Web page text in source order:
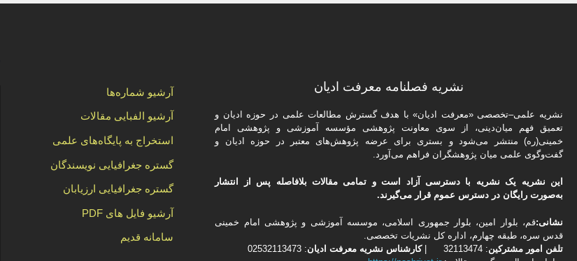
آرشیو شماره‌ها
آرشیو الفبایی مقالات
استخراج به پایگاه‌های علمی
گستره جغرافیایی نویسندگان
گستره جغرافیایی ارزیابان
آرشیو فایل های PDF
سامانه قدیم
نشریه فصلنامه معرفت ادیان
نشریه علمی–تخصصی «معرفت ادیان» با هدف گسترش مطالعات علمی در حوزه ادیان و
تعمیق فهم میان‌دینی، از سوی معاونت پژوهشی مؤسسه آموزشی و پژوهشی امام
خمینی(ره) منتشر می‌شود و بستری برای عرضه پژوهش‌های معتبر در حوزه ادیان و
گفت‌وگوی علمی میان پژوهشگران فراهم می‌آورد.
این نشریه یک نشریه با دسترسی آزاد است و تمامی مقالات بلافاصله پس از انتشار
به‌صورت رایگان در دسترس عموم قرار می‌گیرند.
نشانی:قم، بلوار امین، بلوار جمهوری اسلامی، موسسه آموزشی و پژوهشی امام خمینی
قدس سره، طبقه چهارم، اداره كل نشریات تخصصی.
تلفن امور مشتركین: 32113474 | کارشناس نشریه معرفت ادیان: 02532113473